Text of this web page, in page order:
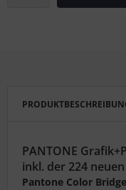
PANTONE
inkl. der 224
Pantone Color